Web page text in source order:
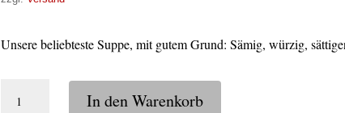
Unsere beliebteste Suppe, mit gutem Grund: Sämig, würzig,
In den Warenkorb